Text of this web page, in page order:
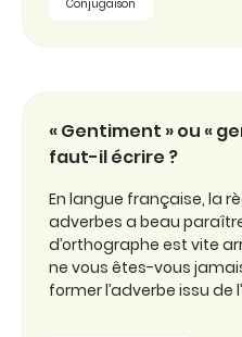
Conjugaison
« Gentiment » ou «
faut-il écrire ?
En langue française, la
adverbes a beau
d’orthographe est vite
ne vous êtes-vous
former l’adverbe issu de